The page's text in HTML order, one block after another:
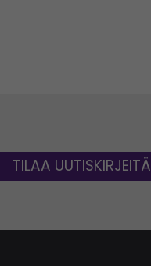
TILAA UUTISKIRJEITÄ